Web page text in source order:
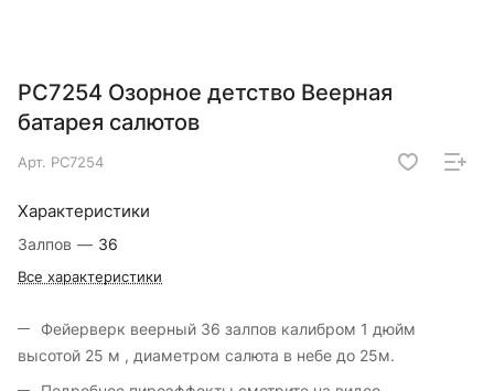
РС7254 Озорное детство Веерная
батарея салютов
Арт. РС7254
Характеристики
Залпов — 36
Все характеристики
Фейерверк веерный 36 залпов калибром 1 дюйм
высотой 25 м , диаметром салюта в небе до 25м.